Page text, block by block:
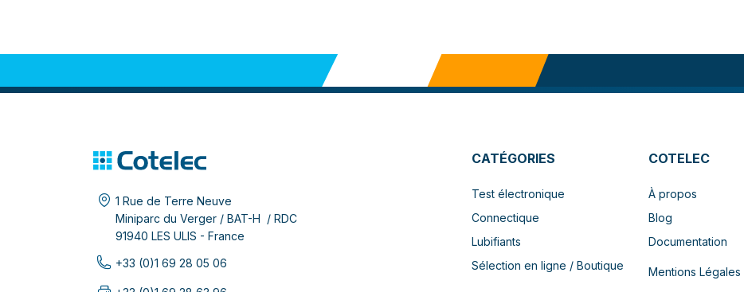
1 Rue de Terre Neuve
Miniparc du Verger / BAT-H / RDC
91940 LES ULIS - France
+33 (0)1 69 28 05 06
CATÉGORIES
Test électronique
Connectique
Lubifiants
Sélection en ligne / Boutique
COTELEC
À propos
Blog
Documentation
Mentions Légales